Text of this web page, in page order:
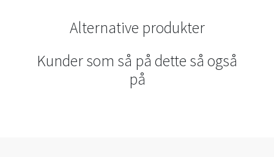
Alternative produkter
Kunder som så på dette så også
på